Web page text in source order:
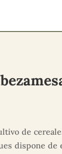
de
dispone